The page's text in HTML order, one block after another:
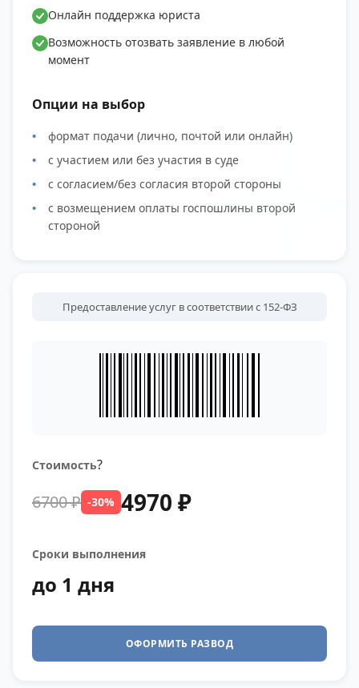
Онлайн поддержка юриста
Возможность отозвать заявление в любой
момент
Опции на выбор
формат подачи (лично, почтой или онлайн)
с участием или без участия в суде
с согласием/без согласия второй стороны
с возмещением оплаты госпошлины второй
стороной
Предоставление услуг в соответствии с 152-ФЗ
Стоимость?
6700 ₽ -30% 4970 ₽
Сроки выполнения
до 1 дня
ОФОРМИТЬ РАЗВОД